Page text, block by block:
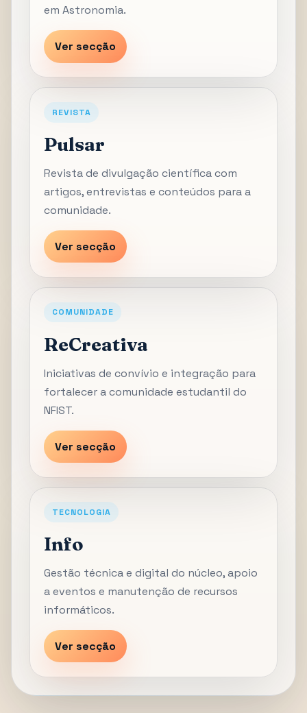
em Astronomia.
Ver secção
REVISTA
Pulsar
Revista de divulgação científica com
artigos, entrevistas e conteúdos para a
comunidade.
Ver secção
COMUNIDADE
ReCreativa
Iniciativas de convívio e integração para
fortalecer a comunidade estudantil do
NFIST.
Ver secção
TECNOLOGIA
Info
Gestão técnica e digital do núcleo, apoio
a eventos e manutenção de recursos
informáticos.
Ver secção